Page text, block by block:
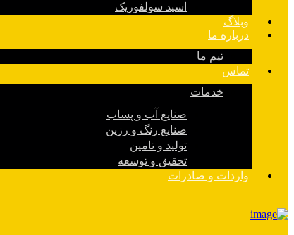
اسید سولفوریک
وبلاگ
درباره ما
تیم ما
تماس
خدمات
صنایع آب و پساب
صنایع رنگ و رزین
تولید و تامین
تحقیق و توسعه
واردات و صادرات